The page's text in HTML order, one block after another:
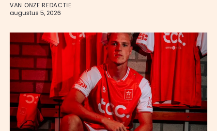
VAN ONZE REDACTIE
augustus 5, 2026